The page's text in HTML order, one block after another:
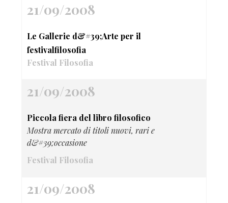
21/09/2008
Le Gallerie d&#39;Arte per il
festivalfilosofia
Festival Filosofia
21/09/2008
Piccola fiera del libro filosofico
Mostra mercato di titoli nuovi, rari e
d&#39;occasione
Festival Filosofia
21/09/2008